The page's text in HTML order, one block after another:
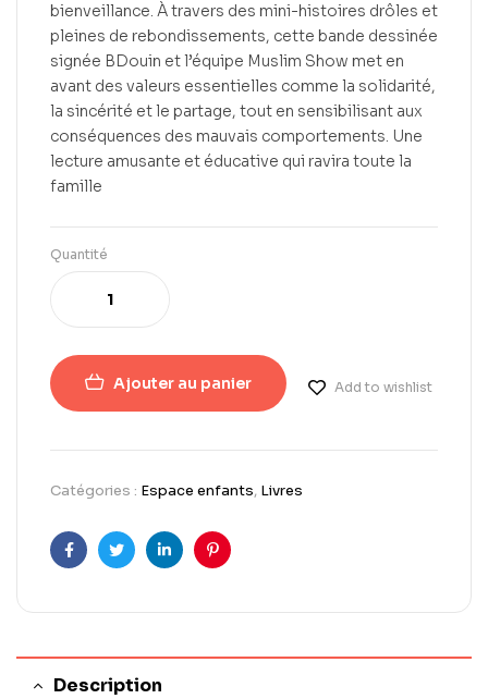
bienveillance. À travers des mini-histoires drôles et
pleines de rebondissements, cette bande dessinée
signée BDouin et l’équipe Muslim Show met en
avant des valeurs essentielles comme la solidarité,
la sincérité et le partage, tout en sensibilisant aux
conséquences des mauvais comportements. Une
lecture amusante et éducative qui ravira toute la
famille
Quantité
Ajouter au panier Add to wishlist
Catégories : Espace enfants, Livres
FacebookTwitterLinkedInPinterest
Description